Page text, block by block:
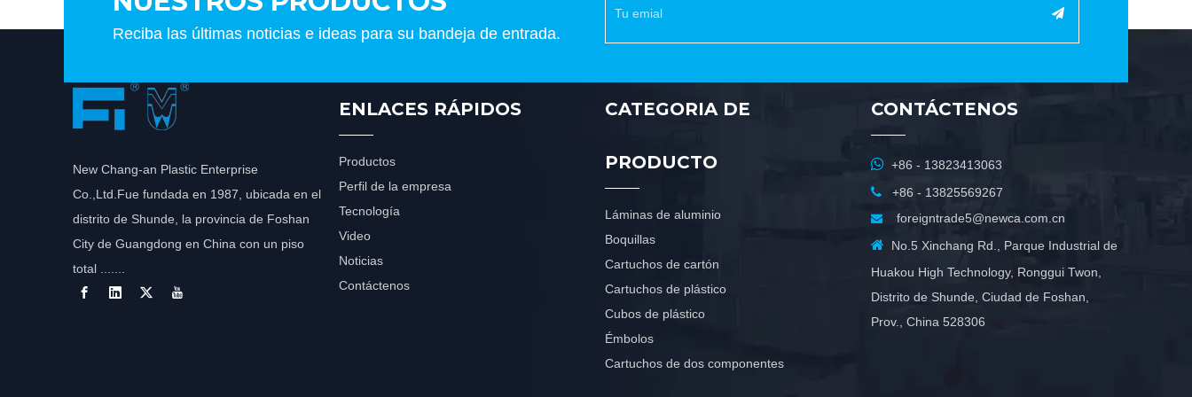
Reciba las últimas noticias e ideas para su bandeja de entrada.
New Chang-an Plastic Enterprise
Co.,Ltd.Fue fundada en 1987, ubicada en el
distrito de Shunde, la provincia de Foshan
City de Guangdong en China con un piso
total .......
ENLACES RÁPIDOS
Productos
Perfil de la empresa
Tecnología
Video
Noticias
Contáctenos
CATEGORIA DE
PRODUCTO
Láminas de aluminio
Boquillas
Cartuchos de cartón
Cartuchos de plástico
Cubos de plástico
Émbolos
Cartuchos de dos componentes
CONTÁCTENOS
 +86 - 13823413063
 +86 - 13825569267

foreigntrade5@newca.com.cn
 No.5 Xinchang Rd., Parque Industrial de
Huakou High Technology, Ronggui Twon,
Distrito de Shunde, Ciudad de Foshan,
Prov., China 528306